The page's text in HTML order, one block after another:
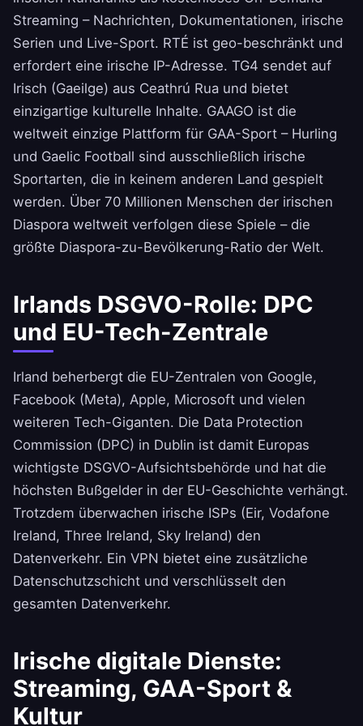
Streaming – Nachrichten, Dokumentationen, irische
Serien und Live-Sport. RTÉ ist geo-beschränkt und
erfordert eine irische IP-Adresse. TG4 sendet auf
Irisch (Gaeilge) aus Ceathrú Rua und bietet
einzigartige kulturelle Inhalte. GAAGO ist die
weltweit einzige Plattform für GAA-Sport – Hurling
und Gaelic Football sind ausschließlich irische
Sportarten, die in keinem anderen Land gespielt
werden. Über 70 Millionen Menschen der irischen
Diaspora weltweit verfolgen diese Spiele – die
größte Diaspora-zu-Bevölkerung-Ratio der Welt.
Irlands DSGVO-Rolle: DPC
und EU-Tech-Zentrale
Irland beherbergt die EU-Zentralen von Google,
Facebook (Meta), Apple, Microsoft und vielen
weiteren Tech-Giganten. Die Data Protection
Commission (DPC) in Dublin ist damit Europas
wichtigste DSGVO-Aufsichtsbehörde und hat die
höchsten Bußgelder in der EU-Geschichte verhängt.
Trotzdem überwachen irische ISPs (Eir, Vodafone
Ireland, Three Ireland, Sky Ireland) den
Datenverkehr. Ein VPN bietet eine zusätzliche
Datenschutzschicht und verschlüsselt den
gesamten Datenverkehr.
Irische digitale Dienste:
Streaming, GAA-Sport &
Kultur